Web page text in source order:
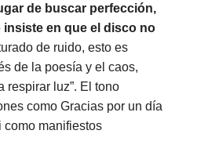
de buscar perfección,
en que el disco no
de ruido, esto es
de la poesía y el caos,
respirar luz”. El tono
como Gracias por un día
como manifiestos